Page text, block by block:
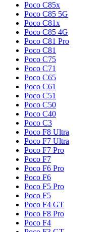
Poco C85x
Poco C85 5G
Poco C81x
Poco C85 4G
Poco C81 Pro
Poco C81
Poco C75
Poco C71
Poco C65
Poco C61
Poco C51
Poco C50
Poco C40
Poco C3
Poco F8 Ultra
Poco F7 Ultra
Poco F7 Pro
Poco F7
Poco F6 Pro
Poco F6
Poco F5 Pro
Poco F5
Poco F4 GT
Poco F8 Pro
Poco F4